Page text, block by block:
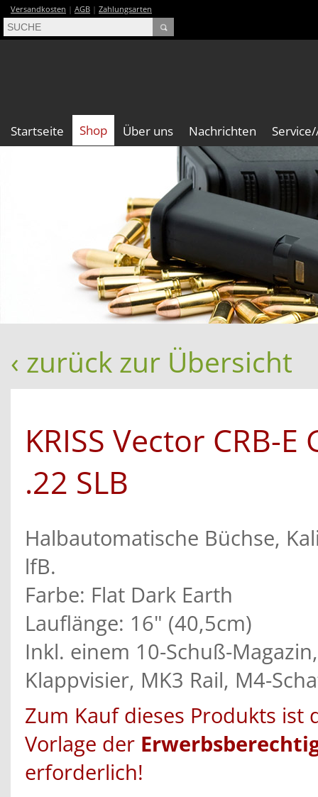
Versandkosten | AGB | Zahlungsarten
Startseite Shop Über uns Nachrichten
‹ zurück zur Übersicht
KRISS Vector CRB-E
.22 SLB
Halbautomatische Büchse,
lfB.
Farbe: Flat Dark Earth
Lauflänge: 16" (40,5cm)
Inkl. einem 10-Schuß-Magazin,
Klappvisier, MK3 Rail, M4-
Zum Kauf dieses Produkts ist
Vorlage der
erforderlich!